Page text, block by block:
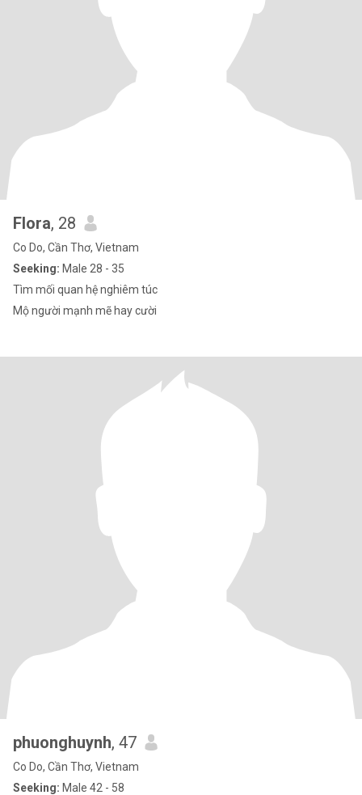
Flora, 28
Co Do, Cần Thơ, Vietnam
Seeking: Male 28 - 35
Tìm mối quan hệ nghiêm túc
Mộ người mạnh mẽ hay cười
phuonghuynh, 47
Co Do, Cần Thơ, Vietnam
Seeking: Male 42 - 58